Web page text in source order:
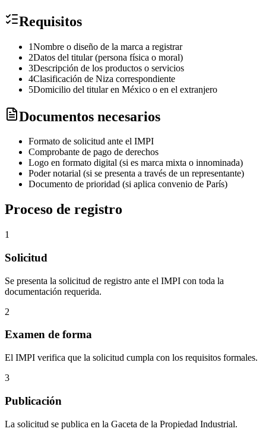
Requisitos
1Nombre o diseño de la marca a registrar
2Datos del titular (persona física o moral)
3Descripción de los productos o servicios
4Clasificación de Niza correspondiente
5Domicilio del titular en México o en el extranjero
Documentos necesarios
Formato de solicitud ante el IMPI
Comprobante de pago de derechos
Logo en formato digital (si es marca mixta o innominada)
Poder notarial (si se presenta a través de un representante)
Documento de prioridad (si aplica convenio de París)
Proceso de registro
1
Solicitud
Se presenta la solicitud de registro ante el IMPI con toda la
documentación requerida.
2
Examen de forma
El IMPI verifica que la solicitud cumpla con los requisitos formales.
3
Publicación
La solicitud se publica en la Gaceta de la Propiedad Industrial.